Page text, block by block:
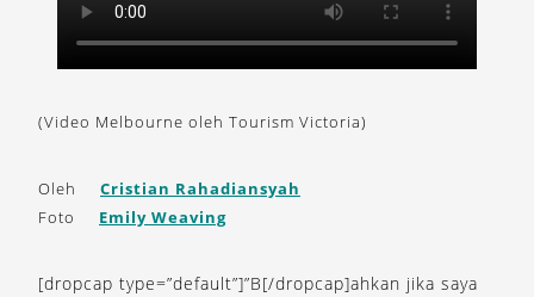
(Video Melbourne oleh Tourism Victoria)
Oleh
Cristian Rahadiansyah
Foto
Emily Weaving
[dropcap type=”default”]”B[/dropcap]ahkan jika saya